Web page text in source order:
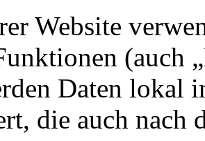
Website
(auch
Daten lokal
die auch nach